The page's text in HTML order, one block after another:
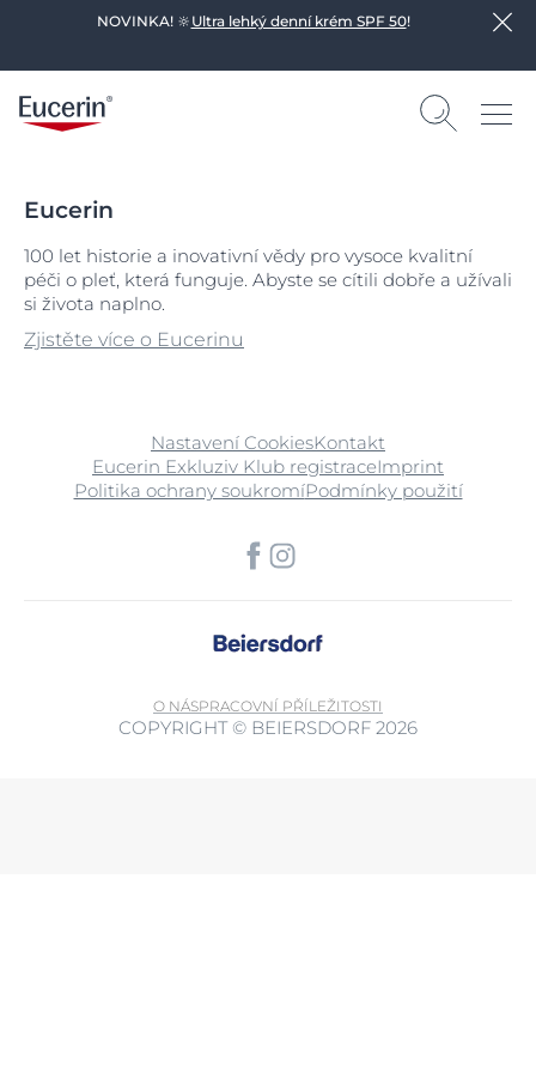
NOVINKA! 🔆 Ultra lehký denní krém SPF 50!
Eucerin
100 let historie a inovativní vědy pro vysoce kvalitní
péči o pleť, která funguje. Abyste se cítili dobře a užívali
si života naplno.
Zjistěte více o Eucerinu
Nastavení CookiesKontakt
Eucerin Exkluziv Klub registraceImprint
Politika ochrany soukromíPodmínky použití
O NÁSPRACOVNÍ PŘÍLEŽITOSTI
COPYRIGHT © BEIERSDORF 2026